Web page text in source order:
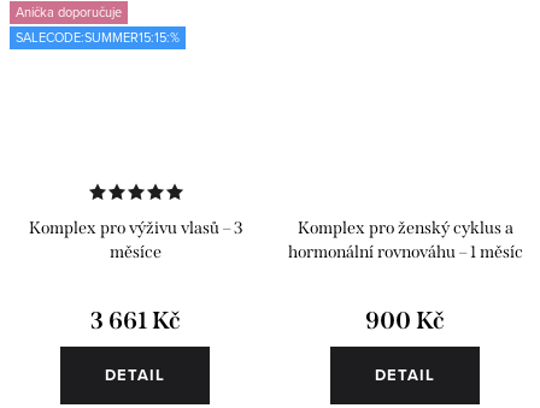
Anička doporučuje
SALECODE:SUMMER15:15:%
Komplex pro výživu vlasů – 3
měsíce
3 661 Kč
DETAIL
Komplex pro ženský cyklus a
hormonální rovnováhu – 1 měsíc
900 Kč
DETAIL